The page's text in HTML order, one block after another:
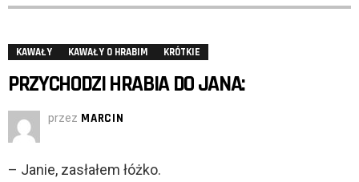
KAWAŁY KAWAŁY O HRABIM KRÓTKIE
PRZYCHODZI HRABIA DO JANA:
przez MARCIN
– Janie, zasłałem łóżko.